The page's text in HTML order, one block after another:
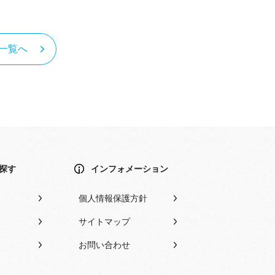
覧へ
す インフォメーション
個人情報保護方針
サイトマップ
お問い合わせ